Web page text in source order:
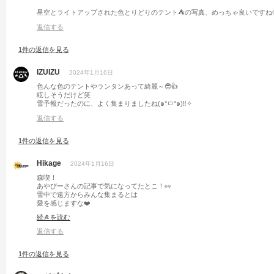
星空とライトアップされた色とりどりのテント⛺️の写真、めっちゃ良いですね
返信する
1件の返信を見る
IZUIZU 2024年1月16日
色んな色のテントやランタンあって綺麗～😎👍
眩しそうだけど笑
雪予報だったのに、よく集まりましたね(๑°ㅁ°๑)‼✧
返信する
1件の返信を見る
Hikage 2024年1月16日
森喫！
あやぴーさんの記事で気になってたとこ！👀
雪中で遠方からみんな集まるとは
愛を感じますな❤️
冬キャンプで軽装備って
中々ハードル高いですよね🤔
続きを読む
返信する
1件の返信を見る